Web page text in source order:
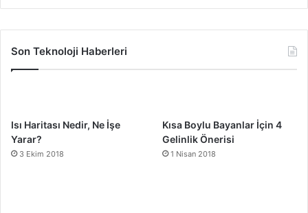
Son Teknoloji Haberleri
Isı Haritası Nedir, Ne İşe
Yarar?
3 Ekim 2018
Kısa Boylu Bayanlar İçin 4
Gelinlik Önerisi
1 Nisan 2018